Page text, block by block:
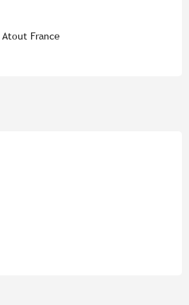
Atout France